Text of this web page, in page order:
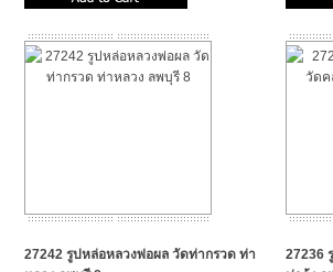
27242 รูปหล่อหลวงพ่อผล วัดท่ากรวด ท่า
27236